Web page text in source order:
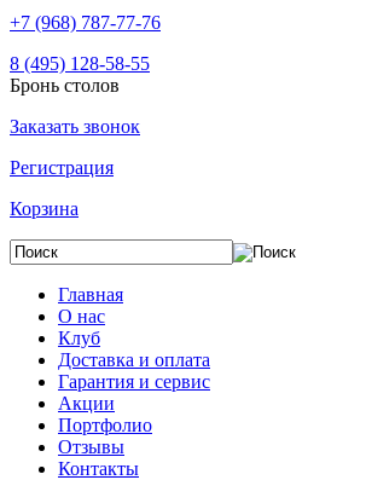
+7 (968) 787-77-76
8 (495) 128-58-55
Бронь столов
Заказать звонок
Регистрация
Корзина
Главная
О нас
Клуб
Доставка и оплата
Гарантия и сервис
Акции
Портфолио
Отзывы
Контакты